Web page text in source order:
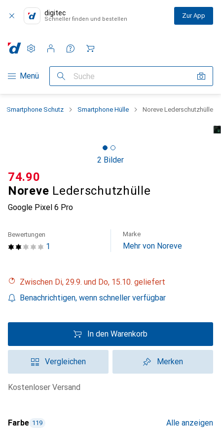
digitec
Schneller finden und bestellen Zur App
Navigation nach Kategorien
Menü Suche
Einstellungen
Kundenkonto
Vergleichslisten
Merklisten
Warenkorb
Smartphone Schutz Smartphone Hülle Noreve Lederschutzhülle
2 Bilder
Noreve Lederschutzhülle
Google Pixel 6 Pro
CHF
74.90
1
Bewertungen Marke
Mehr von Noreve
Zwischen Di, 29.9. und Do, 15.10. geliefert
Benachrichtigen, wenn schneller verfügbar
In den Warenkorb
Vergleichen Merken
kostenloser Versand
Farbe 119 Alle anzeigen